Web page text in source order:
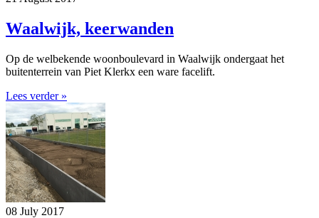
Waalwijk, keerwanden
Op de welbekende woonboulevard in Waalwijk ondergaat het
buitenterrein van Piet Klerkx een ware facelift.
Lees verder »
08 July 2017